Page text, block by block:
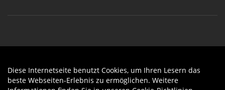
Diese Internetseite benutzt Cookies, um Ihren Lesern das
beste Webseiten-Erlebnis zu ermöglichen. Weitere
Auftrag widerrufen